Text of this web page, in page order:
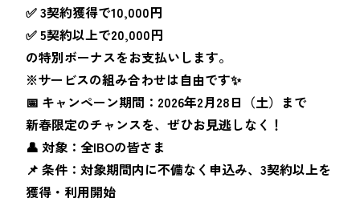
✅ 3契約獲得で10,000円
✅ 5契約以上で20,000円
の特別ボーナスをお支払いします。
※サービスの組み合わせは自由です✨
📅 キャンペーン期間：2026年2月28日（土）まで
新春限定のチャンスを、ぜひお見逃しなく！
👤 対象：全IBOの皆さま
📌 条件：対象期間内に不備なく申込み、3契約以上を
獲得・利用開始